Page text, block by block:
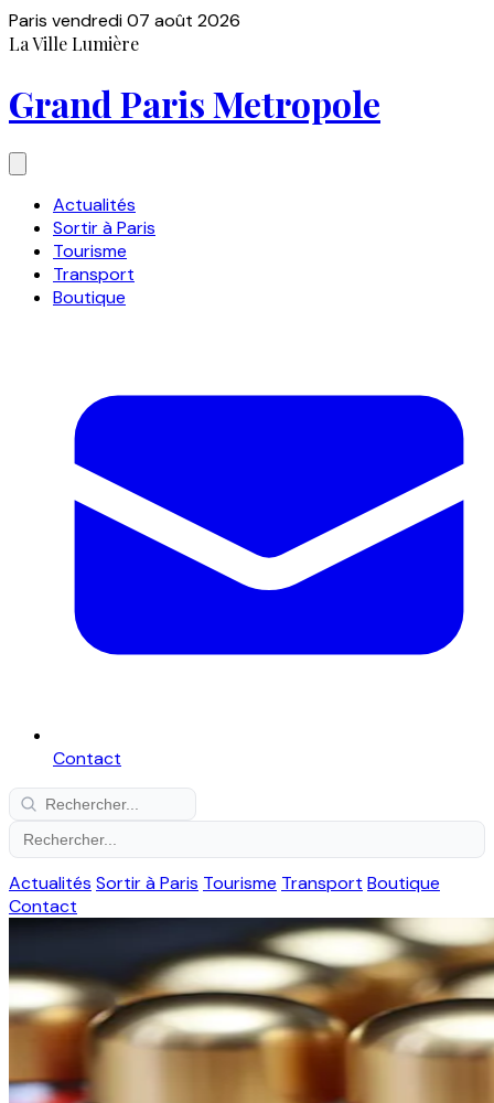
Paris vendredi 07 août 2026
La Ville Lumière
Grand Paris Metropole
Actualités
Sortir à Paris
Tourisme
Transport
Boutique
Contact
Actualités Sortir à Paris Tourisme Transport Boutique
Contact